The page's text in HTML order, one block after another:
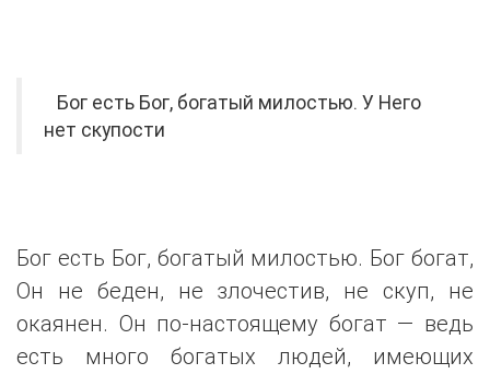
Бог есть Бог, богатый милостью. У Него
нет скупости
Бог есть Бог, богатый милостью. Бог богат,
Он не беден, не злочестив, не скуп, не
окаянен. Он по-настоящему богат — ведь
есть много богатых людей, имеющих